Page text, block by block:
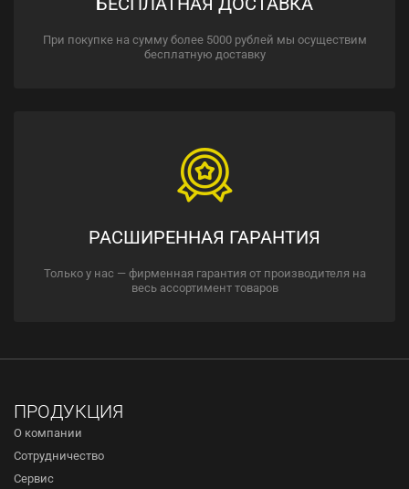
При покупке на сумму более 5000 рублей мы осуществим
бесплатную доставку
РАСШИРЕННАЯ ГАРАНТИЯ
Только у нас — фирменная гарантия от производителя на
весь ассортимент товаров
ПРОДУКЦИЯ
О компании
Сотрудничество
Сервис